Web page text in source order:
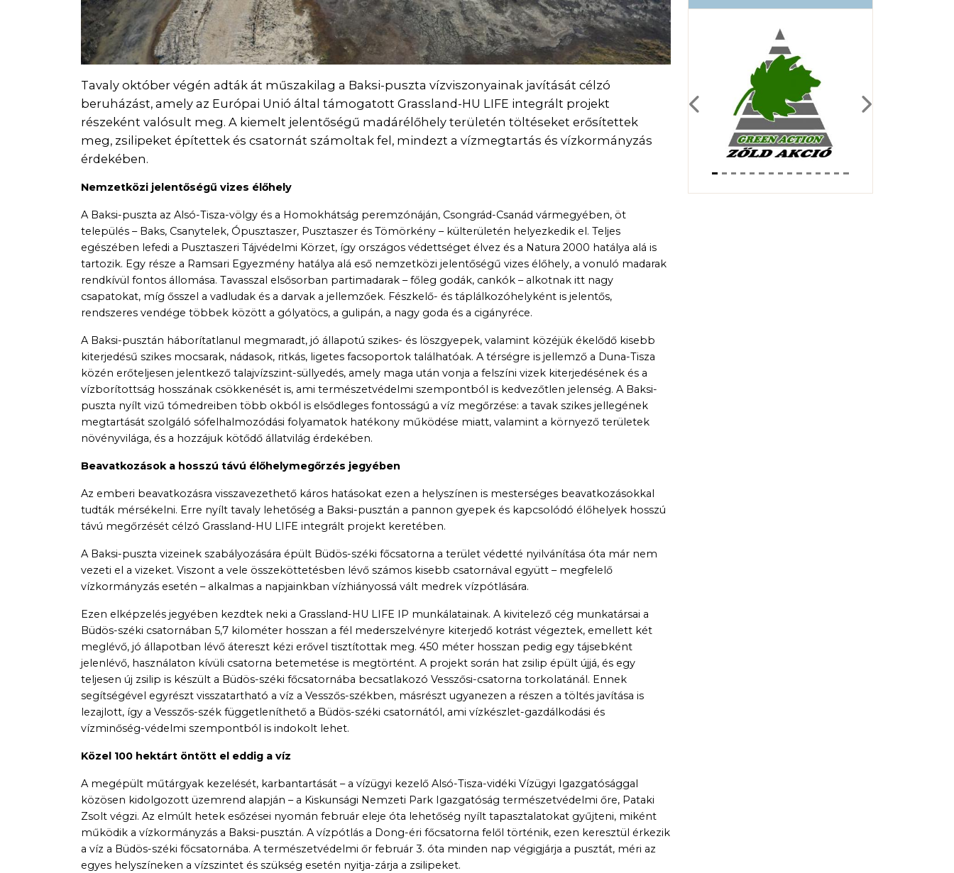
Tavaly október végén adták át műszakilag a Baksi-puszta vízviszonyainak javítását célzó
beruházást, amely az Európai Unió által támogatott Grassland-HU LIFE integrált projekt
részeként valósult meg. A kiemelt jelentőségű madárélőhely területén töltéseket erősítettek
meg, zsilipeket építettek és csatornát számoltak fel, mindezt a vízmegtartás és vízkormányzás
érdekében.
Nemzetközi jelentőségű vizes élőhely
A Baksi-puszta az Alsó-Tisza-völgy és a Homokhátság peremzónáján, Csongrád-Csanád vármegyében, öt
település – Baks, Csanytelek, Ópusztaszer, Pusztaszer és Tömörkény – külterületén helyezkedik el. Teljes
egészében lefedi a Pusztaszeri Tájvédelmi Körzet, így országos védettséget élvez és a Natura 2000 hatálya alá is
tartozik. Egy része a Ramsari Egyezmény hatálya alá eső nemzetközi jelentőségű vizes élőhely, a vonuló madarak
rendkívül fontos állomása. Tavasszal elsősorban partimadarak – főleg godák, cankók – alkotnak itt nagy
csapatokat, míg ősszel a vadludak és a darvak a jellemzőek. Fészkelő- és táplálkozóhelyként is jelentős,
rendszeres vendége többek között a gólyatöcs, a gulipán, a nagy goda és a cigányréce.
A Baksi-pusztán háborítatlanul megmaradt, jó állapotú szikes- és löszgyepek, valamint közéjük ékelődő kisebb
kiterjedésű szikes mocsarak, nádasok, ritkás, ligetes facsoportok találhatóak. A térségre is jellemző a Duna-Tisza
közén erőteljesen jelentkező talajvízszint-süllyedés, amely maga után vonja a felszíni vizek kiterjedésének és a
vízborítottság hosszának csökkenését is, ami természetvédelmi szempontból is kedvezőtlen jelenség. A Baksi-
puszta nyílt vizű tómedreiben több okból is elsődleges fontosságú a víz megőrzése: a tavak szikes jellegének
megtartását szolgáló sófelhalmozódási folyamatok hatékony működése miatt, valamint a környező területek
növényvilága, és a hozzájuk kötődő állatvilág érdekében.
Beavatkozások a hosszú távú élőhelymegőrzés jegyében
Az emberi beavatkozásra visszavezethető káros hatásokat ezen a helyszínen is mesterséges beavatkozásokkal
tudták mérsékelni. Erre nyílt tavaly lehetőség a Baksi-pusztán a pannon gyepek és kapcsolódó élőhelyek hosszú
távú megőrzését célzó Grassland-HU LIFE integrált projekt keretében.
A Baksi-puszta vizeinek szabályozására épült Büdös-széki főcsatorna a terület védetté nyilvánítása óta már nem
vezeti el a vizeket. Viszont a vele összeköttetésben lévő számos kisebb csatornával együtt – megfelelő
vízkormányzás esetén – alkalmas a napjainkban vízhiányossá vált medrek vízpótlására.
Ezen elképzelés jegyében kezdtek neki a Grassland-HU LIFE IP munkálatainak. A kivitelező cég munkatársai a
Büdös-széki csatornában 5,7 kilométer hosszan a fél mederszelvényre kiterjedő kotrást végeztek, emellett két
meglévő, jó állapotban lévő átereszt kézi erővel tisztítottak meg. 450 méter hosszan pedig egy tájsebként
jelenlévő, használaton kívüli csatorna betemetése is megtörtént. A projekt során hat zsilip épült újjá, és egy
teljesen új zsilip is készült a Büdös-széki főcsatornába becsatlakozó Vesszősi-csatorna torkolatánál. Ennek
segítségével egyrészt visszatartható a víz a Vesszős-székben, másrészt ugyanezen a részen a töltés javítása is
lezajlott, így a Vesszős-szék függetleníthető a Büdös-széki csatornától, ami vízkészlet-gazdálkodási és
vízminőség-védelmi szempontból is indokolt lehet.
Közel 100 hektárt öntött el eddig a víz
A megépült műtárgyak kezelését, karbantartását – a vízügyi kezelő Alsó-Tisza-vidéki Vízügyi Igazgatósággal
közösen kidolgozott üzemrend alapján – a Kiskunsági Nemzeti Park Igazgatóság természetvédelmi őre, Pataki
Zsolt végzi. Az elmúlt hetek esőzései nyomán február eleje óta lehetőség nyílt tapasztalatokat gyűjteni, miként
működik a vízkormányzás a Baksi-pusztán. A vízpótlás a Dong-éri főcsatorna felől történik, ezen keresztül érkezik
a víz a Büdös-széki főcsatornába. A természetvédelmi őr február 3. óta minden nap végigjárja a pusztát, méri az
egyes helyszíneken a vízszintet és szükség esetén nyitja-zárja a zsilipeket.
Previous Next